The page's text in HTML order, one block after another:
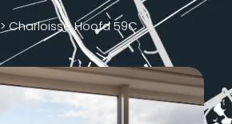
>Charloisse Hoofd 59C